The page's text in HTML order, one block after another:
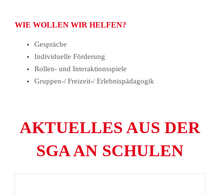
WIE WOLLEN WIR HELFEN?
Gespräche
Individuelle Förderung
Rollen- und Interaktionsspiele
Gruppen-/ Freizeit-/ Erlebnispädagogik
AKTUELLES AUS DER
SGA AN SCHULEN